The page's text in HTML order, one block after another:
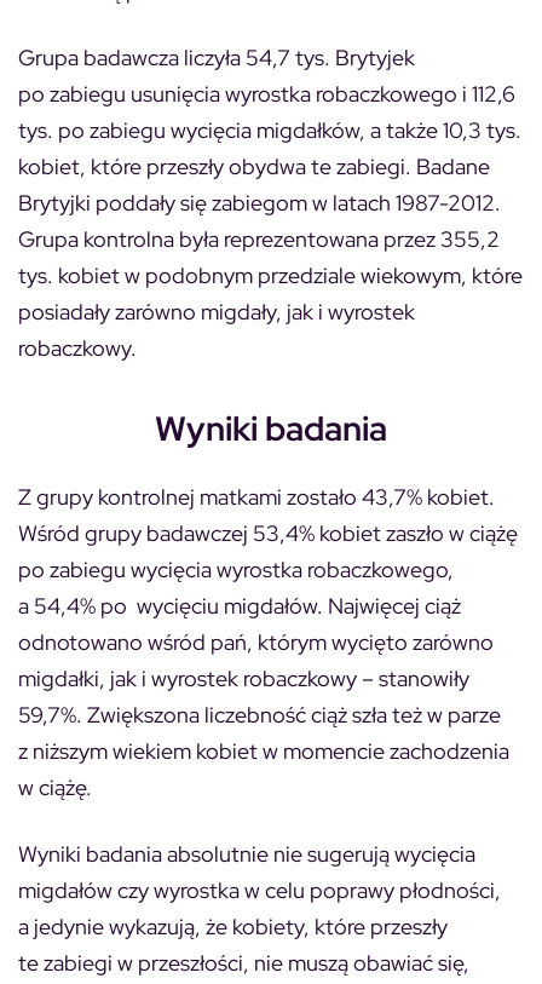
Grupa badawcza liczyła 54,7 tys. Brytyjek
po zabiegu usunięcia wyrostka robaczkowego i 112,6
tys. po zabiegu wycięcia migdałków, a także 10,3 tys.
kobiet, które przeszły obydwa te zabiegi. Badane
Brytyjki poddały się zabiegom w latach 1987-2012.
Grupa kontrolna była reprezentowana przez 355,2
tys. kobiet w podobnym przedziale wiekowym, które
posiadały zarówno migdały, jak i wyrostek
robaczkowy.
Wyniki badania
Z grupy kontrolnej matkami zostało 43,7% kobiet.
Wśród grupy badawczej 53,4% kobiet zaszło w ciążę
po zabiegu wycięcia wyrostka robaczkowego,
a 54,4% po wycięciu migdałów. Najwięcej ciąż
odnotowano wśród pań, którym wycięto zarówno
migdałki, jak i wyrostek robaczkowy – stanowiły
59,7%. Zwiększona liczebność ciąż szła też w parze
z niższym wiekiem kobiet w momencie zachodzenia
w ciążę.
Wyniki badania absolutnie nie sugerują wycięcia
migdałów czy wyrostka w celu poprawy płodności,
a jedynie wykazują, że kobiety, które przeszły
te zabiegi w przeszłości, nie muszą obawiać się,